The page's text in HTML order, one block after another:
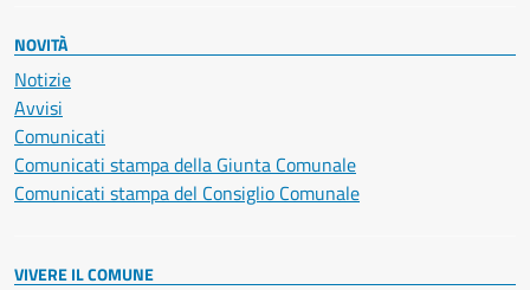
NOVITÀ
Notizie
Avvisi
Comunicati
Comunicati stampa della Giunta Comunale
Comunicati stampa del Consiglio Comunale
VIVERE IL COMUNE